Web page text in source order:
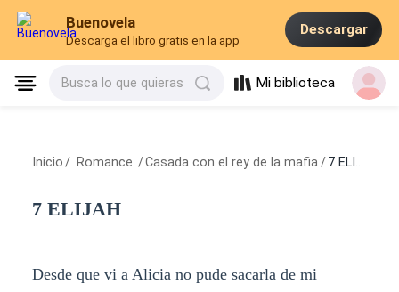
Buenovela
Descarga el libro gratis en la app
Descargar
Busca lo que quieras Mi biblioteca
Inicio / Romance /Casada con el rey de la mafia / 7 ELIJAH
7 ELIJAH
Desde que vi a Alicia no pude sacarla de mi